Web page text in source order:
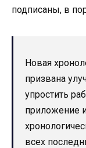
подписаны, в
Новая
призвана
упростить
приложение
всех